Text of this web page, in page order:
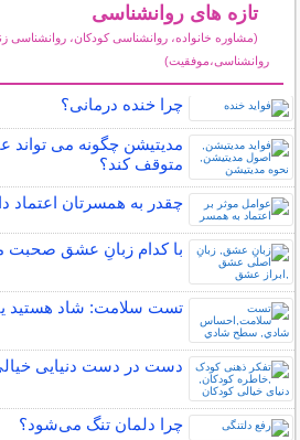
تازه های روانشناسی
(مشاوره خانواده، روانشناسی کودکان، روانشناسی
روانشناسی،موفقیت)
چرا خنده درمانی؟
مدیتیشن چگونه می تواند
متوقف کند؟
چقدر به همسرتان اعتماد
با کدام زبانِ عشق صحبت
تست سلامت: شاد هستيد
دست در دست دنیایی
چرا دلمان تنگ می‌شود؟